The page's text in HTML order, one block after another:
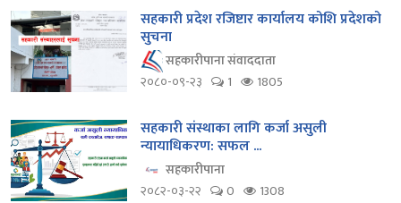
सहकारी प्रदेश रजिष्टार कार्यालय कोशि प्रदेशको
सुचना
सहकारीपाना संवाददाता
२०८०-०९-२३
1 1805
सहकारी संस्थाका लागि कर्जा असुली
न्यायाधिकरण: सफल ...
सहकारीपाना
२०८२-०३-२२
0 1308